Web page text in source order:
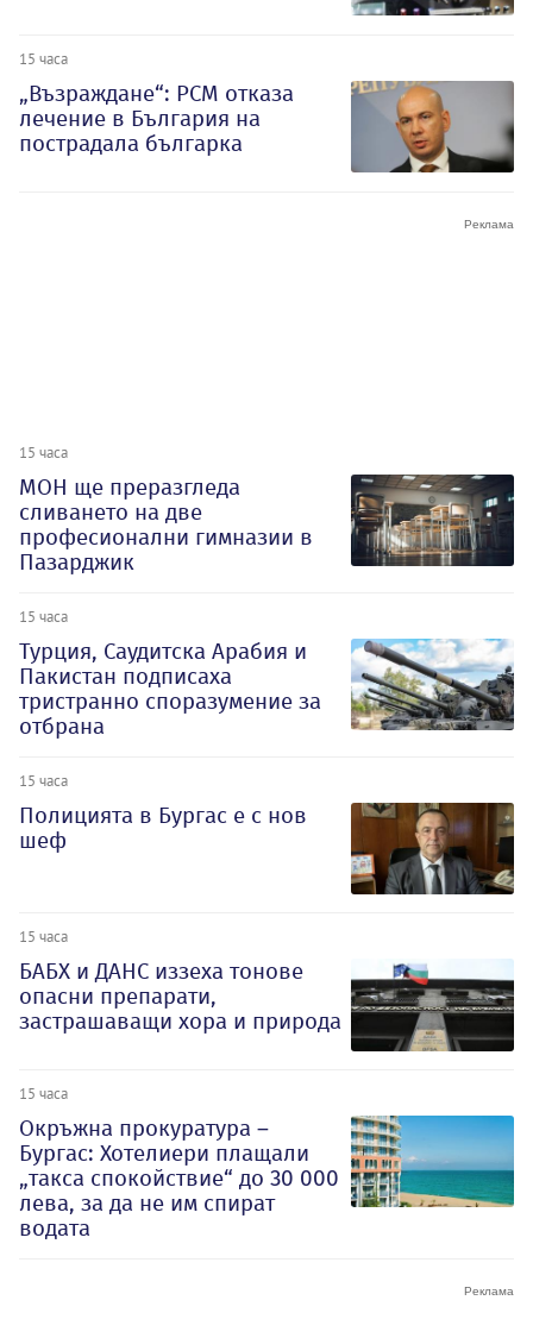
15 часа
„Възраждане“: РСМ отказа
лечение в България на
пострадала българка
15 часа
МОН ще преразгледа
сливането на две
професионални гимназии в
Пазарджик
15 часа
Турция, Саудитска Арабия и
Пакистан подписаха
тристранно споразумение за
отбрана
15 часа
Полицията в Бургас е с нов
шеф
15 часа
БАБХ и ДАНС иззеха тонове
опасни препарати,
застрашаващи хора и природа
15 часа
Окръжна прокуратура –
Бургас: Хотелиери плащали
„такса спокойствие“ до 30 000
лева, за да не им спират
водата